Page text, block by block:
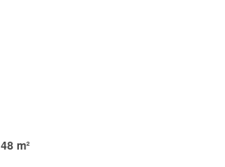
48 m²